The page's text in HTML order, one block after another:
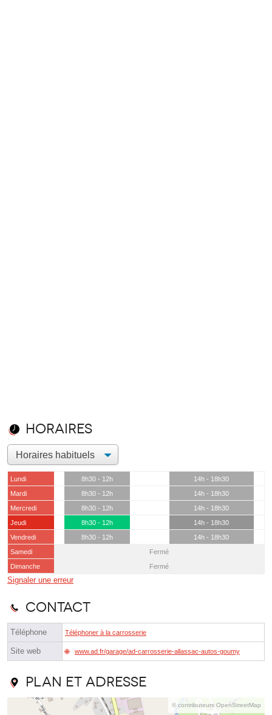
Horaires
Lundi 8h30 - 12h
14h - 18h30
Mardi
8h30 - 12h
14h - 18h30
Mercredi
8h30 - 12h
14h - 18h30
Jeudi
8h30 - 12h
14h - 18h30
Vendredi
8h30 - 12h
14h - 18h30
Samedi
Fermé
Dimanche
Fermé
Signaler une erreur
Contact
Téléphone Téléphoner à la carrosserie
Site web www.ad.fr/garage/ad-carrosserie-allassac-autos-goumy
Plan et adresse
© contributeurs OpenStreetMap